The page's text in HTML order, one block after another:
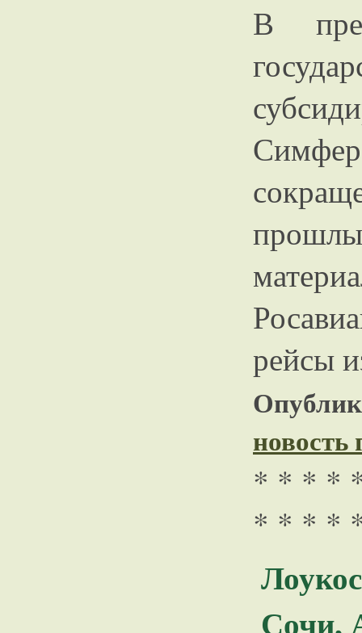
В
рейсы
* * * *
* * * *
Сочи,